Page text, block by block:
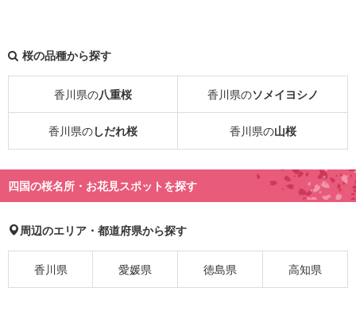
桜の品種から探す
香川県の八重桜 香川県のソメイヨシノ
香川県のしだれ桜 香川県の山桜
四国の桜名所・お花見スポットを探す
周辺のエリア・都道府県から探す
香川県 愛媛県 徳島県 高知県